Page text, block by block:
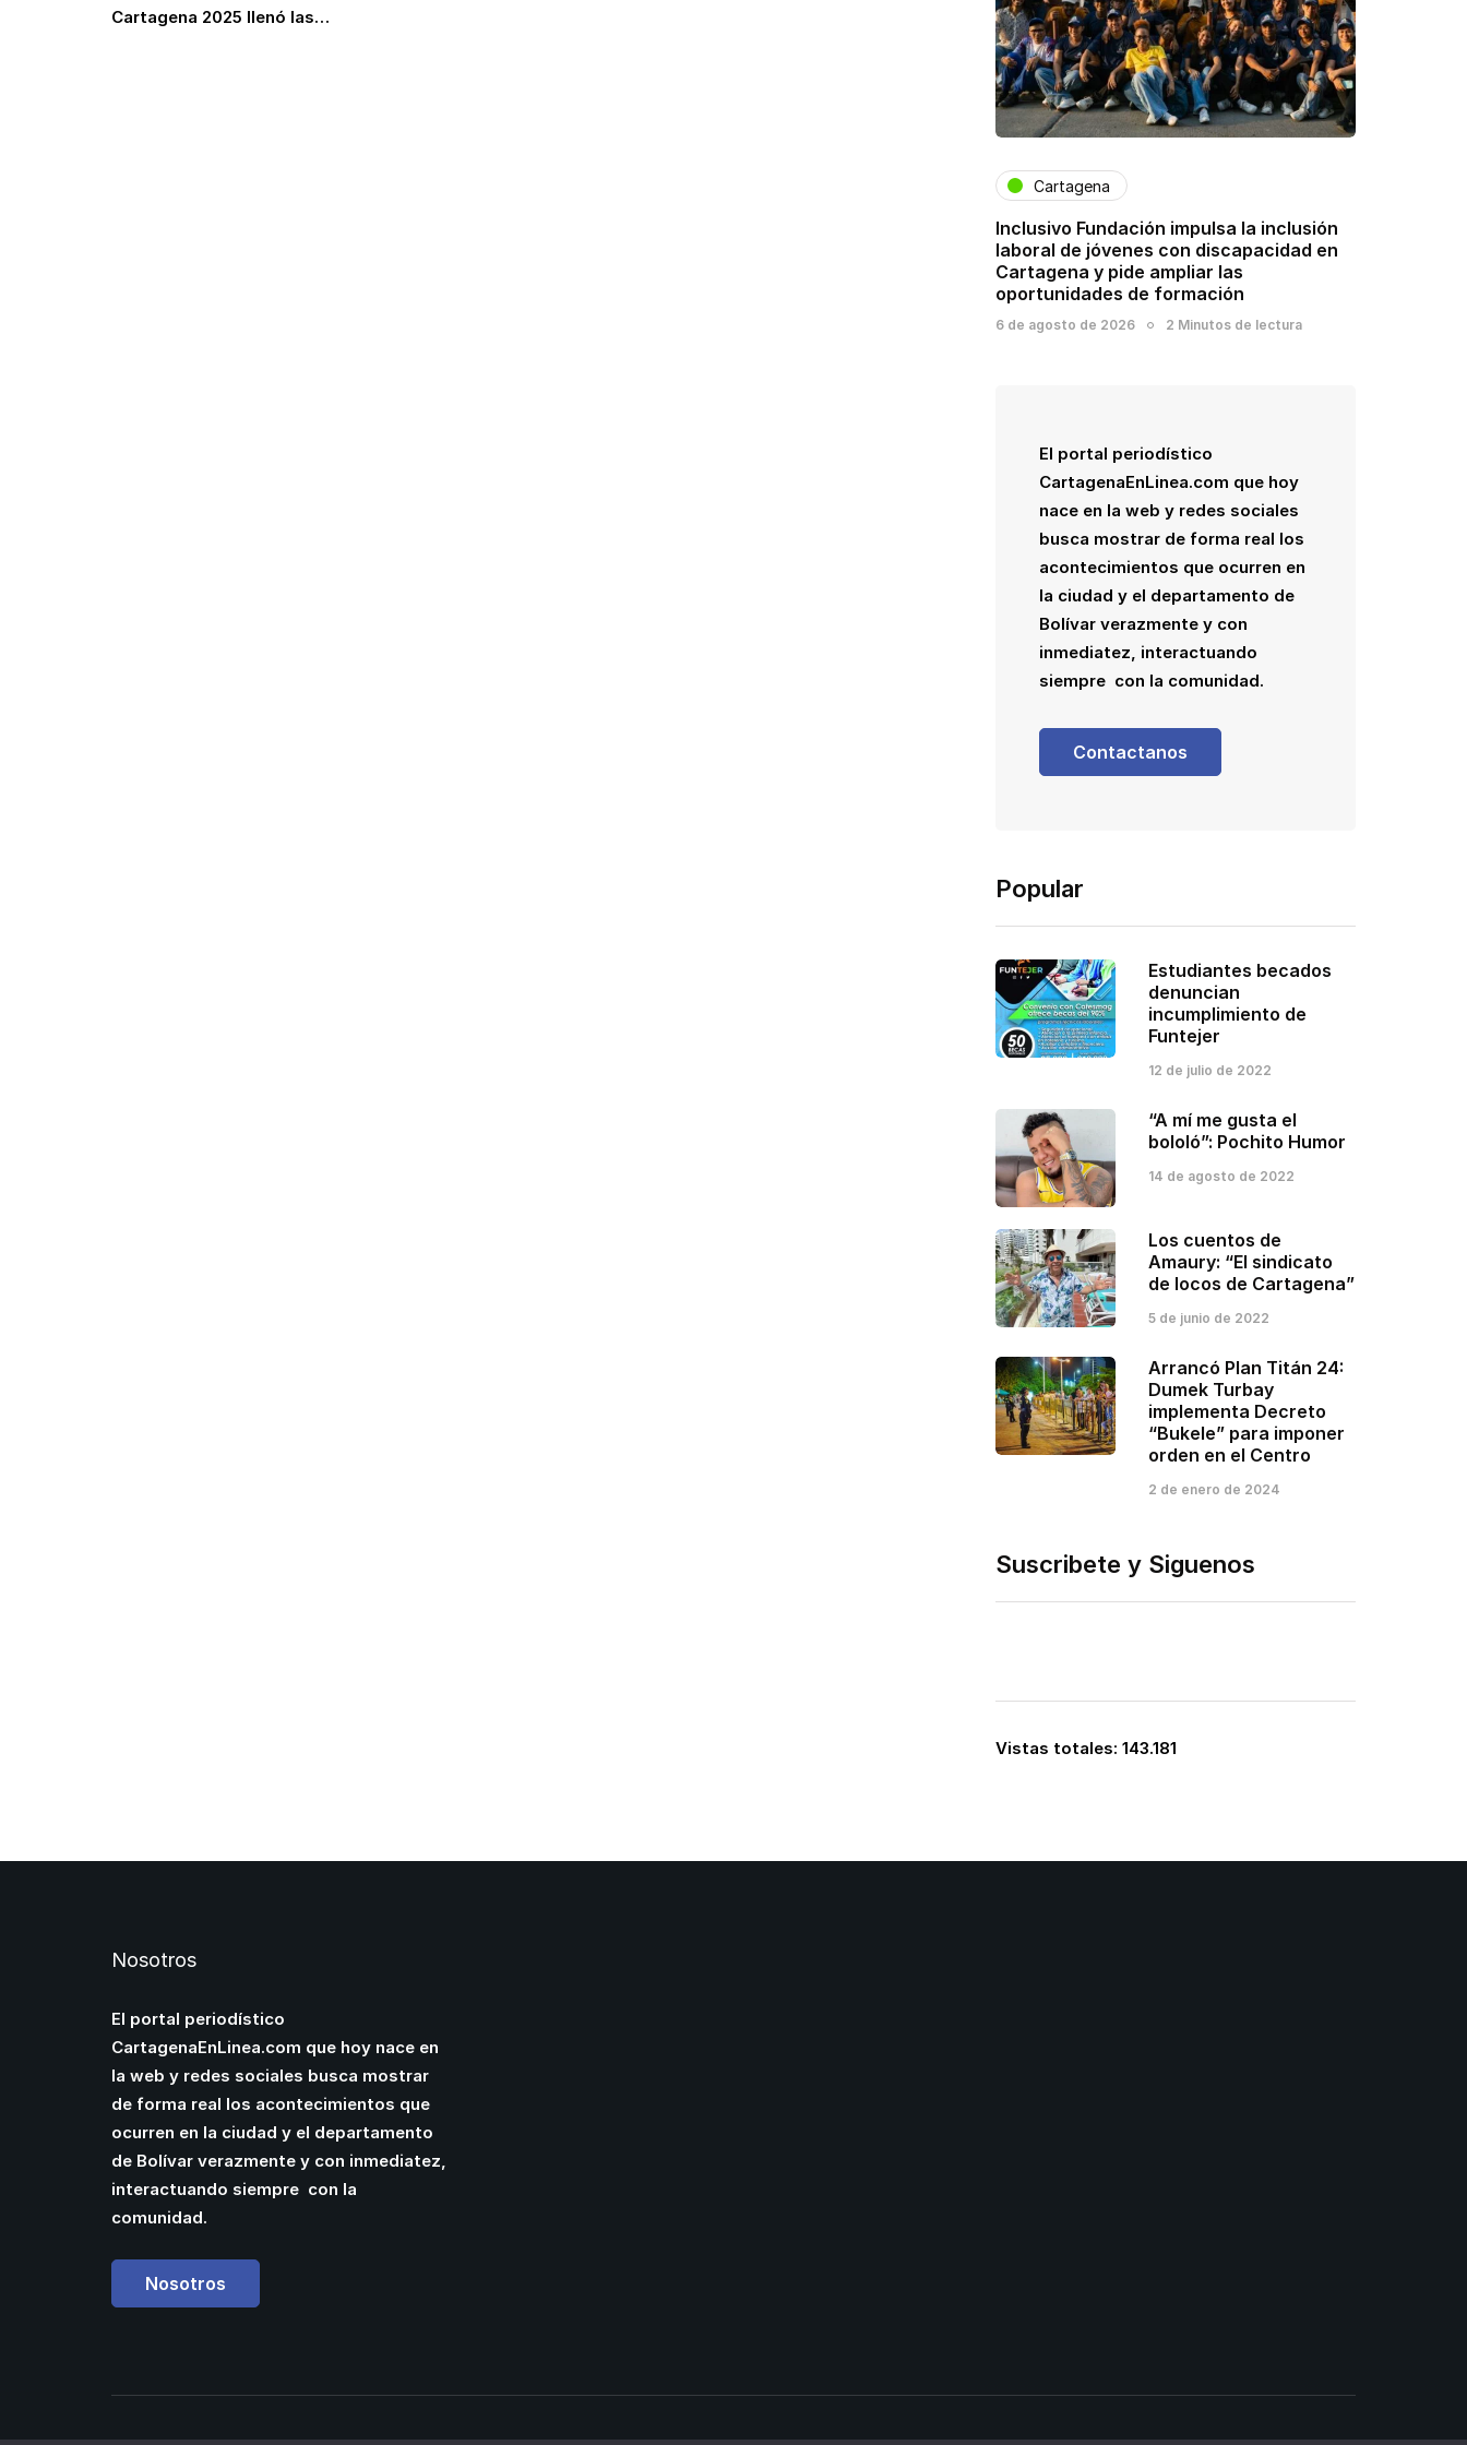
Cartagena 2025 llenó las…
Cartagena
Inclusivo Fundación impulsa la inclusión
laboral de jóvenes con discapacidad en
Cartagena y pide ampliar las
oportunidades de formación
6 de agosto de 2026 2 Minutos de lectura
El portal periodístico
CartagenaEnLinea.com que hoy
nace en la web y redes sociales
busca mostrar de forma real los
acontecimientos que ocurren en
la ciudad y el departamento de
Bolívar verazmente y con
inmediatez, interactuando
siempre con la comunidad.
Contactanos
Popular
Estudiantes becados
denuncian
incumplimiento de
Funtejer
12 de julio de 2022
“A mí me gusta el
bololó”: Pochito Humor
14 de agosto de 2022
Los cuentos de
Amaury: “El sindicato
de locos de Cartagena”
5 de junio de 2022
Arrancó Plan Titán 24:
Dumek Turbay
implementa Decreto
“Bukele” para imponer
orden en el Centro
2 de enero de 2024
Suscribete y Siguenos
Vistas totales: 143.181
Nosotros
El portal periodístico
CartagenaEnLinea.com que hoy nace en
la web y redes sociales busca mostrar
de forma real los acontecimientos que
ocurren en la ciudad y el departamento
de Bolívar verazmente y con inmediatez,
interactuando siempre con la
comunidad.
Nosotros